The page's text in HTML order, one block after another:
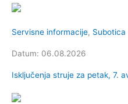
Servisne informacije, Subotica
Datum: 06.08.2026
Isključenja struje za petak, 7.